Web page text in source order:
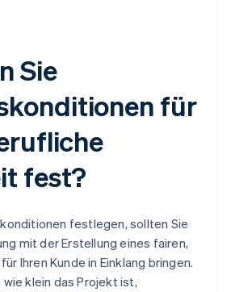
Sie
für
fest?
festlegen, sollten Sie
mit der Erstellung eines fairen,
Ihren Kunde in Einklang bringen.
klein das Projekt ist,